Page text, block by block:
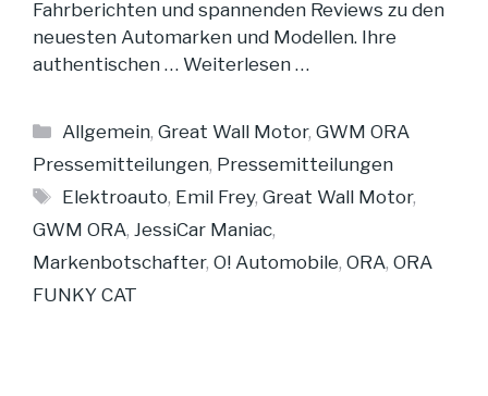
Fahrberichten und spannenden Reviews zu den
neuesten Automarken und Modellen. Ihre
authentischen … Weiterlesen …
Kategorien
Allgemein,Great Wall Motor,GWM ORA
Pressemitteilungen, Pressemitteilungen
Schlagwörter
Elektroauto, Emil Frey,Great Wall Motor,
GWM ORA, JessiCar Maniac,
Markenbotschafter, O! Automobile, ORA, ORA
FUNKY CAT